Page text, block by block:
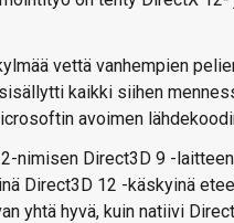
vettä vanhempien
kaikki siihen
avoimen
nimisen Direct3D 9 -
Direct3D 12 -käskyinä
yhtä hyvä, kuin natiivi